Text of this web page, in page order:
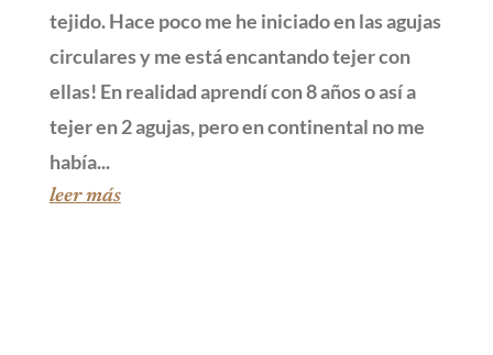
tejido. Hace poco me he iniciado en las agujas
circulares y me está encantando tejer con
ellas! En realidad aprendí con 8 años o así a
tejer en 2 agujas, pero en continental no me
había...
leer más